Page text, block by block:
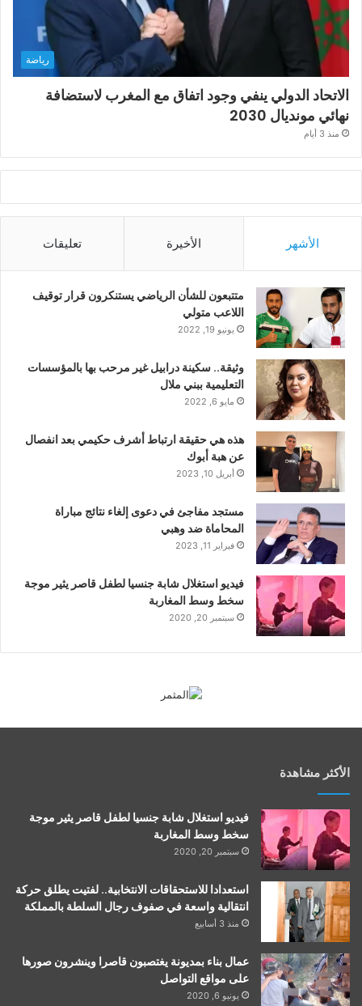
رياضة
الاتحاد الدولي ينفي وجود اتفاق مع المغرب لاستضافة
نهائي مونديال 2030
منذ 3 أيام
الأشهر الأخيرة تعليقات
متتبعون للشأن الرياضي يستنكرون قرار توقيف
اللاعب متولي
يونيو 19, 2022
وثيقة.. سكينة درابيل غير مرحب بها بالمؤسسات
التعليمية ببني ملال
مايو 6, 2022
هذه هي حقيقة ارتباط أشرف حكيمي بعد انفصال
عن هبة أبوك
أبريل 10, 2023
مستجد مفاجئ في دعوى إلغاء نتائج مباراة
المحاماة ضد وهبي
فبراير 11, 2023
فيديو استغلال شابة جنسيا لطفل قاصر يثير موجة
سخط وسط المغاربة
سبتمبر 20, 2020
الأكثر مشاهدة
فيديو استغلال شابة جنسيا لطفل قاصر يثير موجة
سخط وسط المغاربة
سبتمبر 20, 2020
استعدادا للاستحقاقات الانتخابية.. لفتيت يطلق حركة
انتقالية واسعة في صفوف رجال السلطة بالمملكة
منذ 3 أسابيع
عمال بناء بمديونة يغتصبون قاصرا وينشرون صورها
على مواقع التواصل
يونيو 6, 2020